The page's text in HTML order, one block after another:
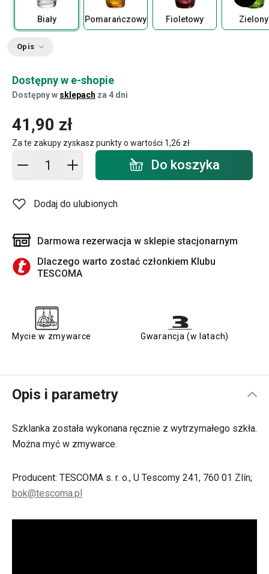
Biały Pomarańczowy Fioletowy Zielony
Opis
Dostępny w e-shopie
Dostępny w sklepach za 4 dni
41,90 zł
Za te zakupy zyskasz punkty o wartości 1,26 zł
Dodaj do koszyka - ilość Do koszyka
Dodaj do ulubionych
Darmowa rezerwacja w sklepie stacjonarnym
Dlaczego warto zostać członkiem Klubu
TESCOMA
Mycie w zmywarce Gwarancja (w latach)
Opis i parametry
Szklanka została wykonana ręcznie z wytrzymałego szkła.
Można myć w zmywarce.
Producent: TESCOMA s. r. o., U Tescomy 241, 760 01 Zlín;
bok@tescoma.pl